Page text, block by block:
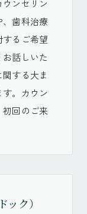
ンセリン
歯科治療
るご希望
話しいた
する大ま
。カウン
回のご来
ク）